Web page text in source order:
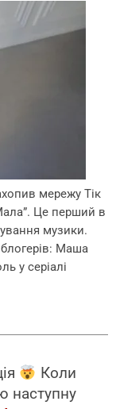
мережу Тік
Це перший в
музики.
Маша
у серіалі
Коли
наступну